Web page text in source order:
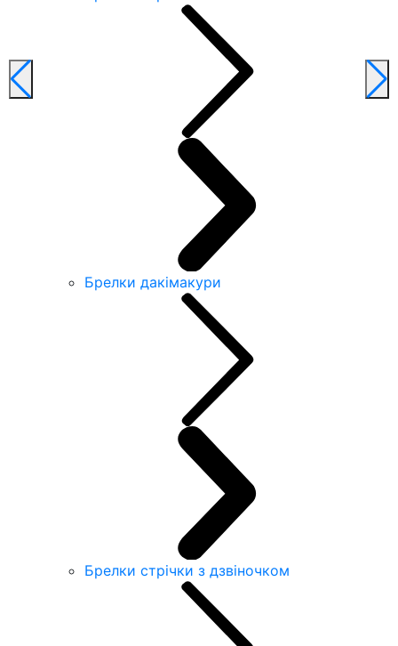
Брелки дакімакури
Брелки стрічки з дзвіночком